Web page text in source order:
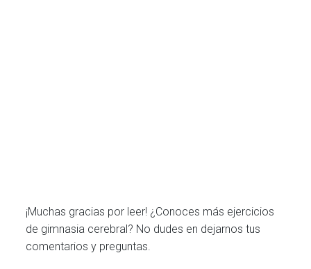
¡Muchas gracias por leer! ¿Conoces más ejercicios
de gimnasia cerebral? No dudes en dejarnos tus
comentarios y preguntas.